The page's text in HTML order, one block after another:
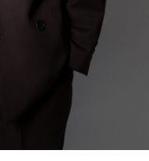
。
るきっかけを、山口さ
お父さんを亡くしたわ
たので、会ったことも
げられている人々、そ
、そのことのストーリ
うに受け止められてい
と思います。
最多の国が参加をして
も良いことだと思いま
念すべきなのが、今年
いちばん消費者物価の
。特に低所得層はエン
の税率が7％引き下げら
ると思いますね。それ
がりましたけど、その